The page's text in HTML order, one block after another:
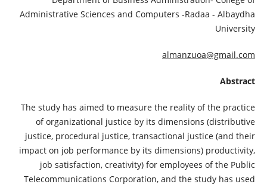
Administrative Sciences and Computers -Radaa - Albaydha
University
almanzuoa@gmail.com
Abstract
The study has aimed to measure the reality of the practice
of organizational justice by its dimensions (distributive
justice, procedural justice, transactional justice (and their
impact on job performance by its dimensions) productivity,
job satisfaction, creativity) for employees of the Public
Telecommunications Corporation, and the study has used